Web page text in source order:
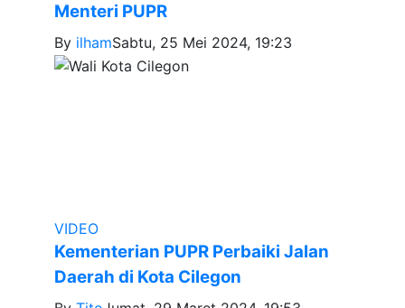
Menteri PUPR
By ilhamSabtu, 25 Mei 2024, 19:23
VIDEO
Kementerian PUPR Perbaiki Jalan
Daerah di Kota Cilegon